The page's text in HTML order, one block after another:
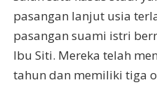
pasangan lanjut usia
pasangan suami istri
Ibu Siti. Mereka telah
tahun dan memiliki tiga